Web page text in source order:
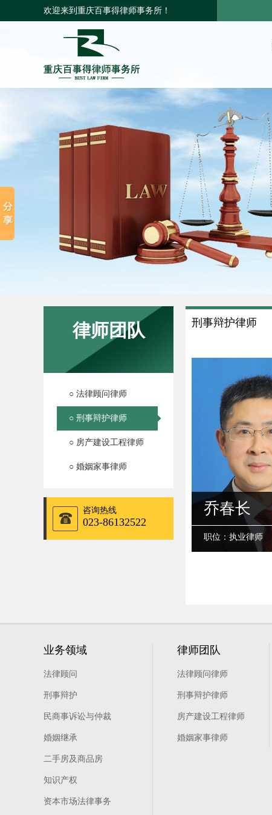
欢迎来到重庆百事得律师事务所！
律师团队
○ 法律顾问律师
○ 刑事辩护律师
○ 房产建设工程律师
○ 婚姻家事律师
咨询热线
023-86132522
刑事辩护律师
乔春长
职位：执业律师
业务领域
法律顾问
刑事辩护
民商事诉讼与仲裁
婚姻继承
二手房及商品房
知识产权
资本市场法律事务
律师团队
法律顾问律师
刑事辩护律师
房产建设工程律师
婚姻家事律师